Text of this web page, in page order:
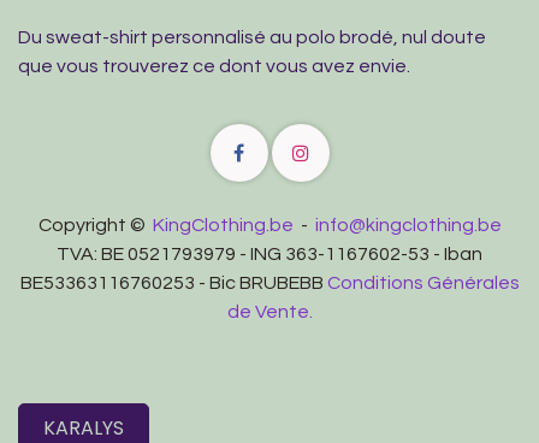
Du sweat-shirt personnalisé au polo brodé, nul doute
que vous trouverez ce dont vous avez envie.
Copyright © KingClothing.be - info@kingclothing.be
TVA: BE 0521793979 - ING 363-1167602-53 - Iban
BE53363116760253 - Bic BRUBEBB Conditions Générales
de Vente.
KARALYS